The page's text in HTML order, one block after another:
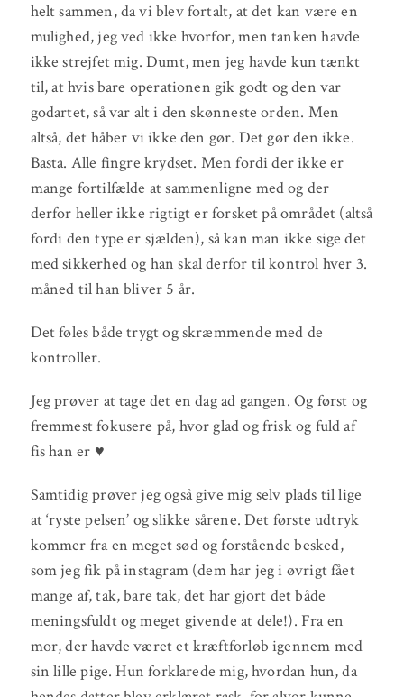
helt sammen, da vi blev fortalt, at det kan være en
mulighed, jeg ved ikke hvorfor, men tanken havde
ikke strejfet mig. Dumt, men jeg havde kun tænkt
til, at hvis bare operationen gik godt og den var
godartet, så var alt i den skønneste orden. Men
altså, det håber vi ikke den gør. Det gør den ikke.
Basta. Alle fingre krydset. Men fordi der ikke er
mange fortilfælde at sammenligne med og der
derfor heller ikke rigtigt er forsket på området (altså
fordi den type er sjælden), så kan man ikke sige det
med sikkerhed og han skal derfor til kontrol hver 3.
måned til han bliver 5 år.
Det føles både trygt og skræmmende med de
kontroller.
Jeg prøver at tage det en dag ad gangen. Og først og
fremmest fokusere på, hvor glad og frisk og fuld af
fis han er ♥
Samtidig prøver jeg også give mig selv plads til lige
at ‘ryste pelsen’ og slikke sårene. Det første udtryk
kommer fra en meget sød og forstående besked,
som jeg fik på instagram (dem har jeg i øvrigt fået
mange af, tak, bare tak, det har gjort det både
meningsfuldt og meget givende at dele!). Fra en
mor, der havde været et kræftforløb igennem med
sin lille pige. Hun forklarede mig, hvordan hun, da